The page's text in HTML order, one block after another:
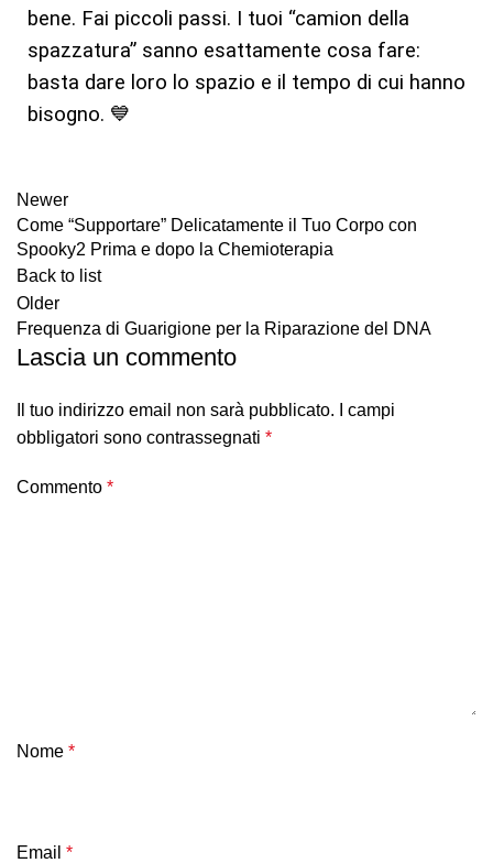
bene. Fai piccoli passi. I tuoi “camion della
spazzatura” sanno esattamente cosa fare:
basta dare loro lo spazio e il tempo di cui hanno
bisogno. 💙
Newer
Come “Supportare” Delicatamente il Tuo Corpo con
Spooky2 Prima e dopo la Chemioterapia
Back to list
Older
Frequenza di Guarigione per la Riparazione del DNA
Lascia un commento
Il tuo indirizzo email non sarà pubblicato.
I campi
obbligatori sono contrassegnati *
Commento *
Nome *
Email *